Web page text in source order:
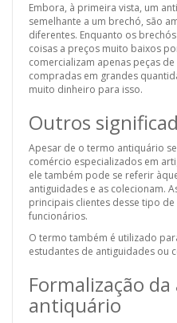
Embora, à primeira vista, um
semelhante a um brechó, são
diferentes. Enquanto os
coisas a preços muito baixos
comercializam apenas peças
compradas em grandes
muito dinheiro para isso.
Outros
Apesar de o termo antiquário
comércio especializados em
ele também pode se referir
antiguidades e as colecionam.
principais clientes desse tipo
funcionários.
O termo também é utilizado
estudantes de antiguidades ou
Formalização
antiquário